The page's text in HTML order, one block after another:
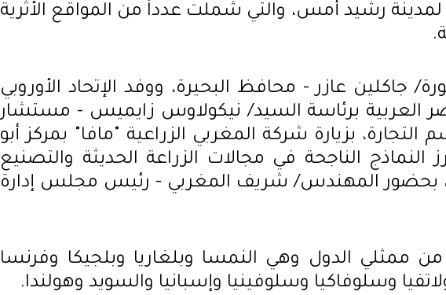
رشيد أمس، والتي شملت عدداً من المواقع الأثرية
جاكلين عازر - محافظ البحيرة، ووفد الإتحاد الأوروبي
العربية برئاسة السيد/ نيكولاوس زايميس - مستشار
بزيارة شركة المغربي الزراعية "مافا" بمركز أبو
النماذج الناجحة في مجالات الزراعة الحديثة والتصنيع
بحضور المهندس/ شريف المغربي - رئيس مجلس إدارة
ممثلي الدول وهي النمسا وبلغاريا وبلجيكا وفرنسا
ولاتفيا وسلوفاكيا وسلوفينيا وإسبانيا والسويد وهولندا.